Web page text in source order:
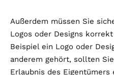
Außerdem müssen Sie
Logos oder Designs
Beispiel ein Logo oder
anderem gehört, sollten
Erlaubnis des